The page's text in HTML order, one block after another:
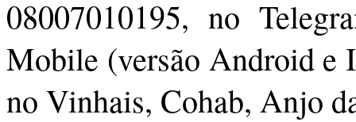
08007010195, no
Mobile (versão Android e
no Vinhais, Cohab, Anjo